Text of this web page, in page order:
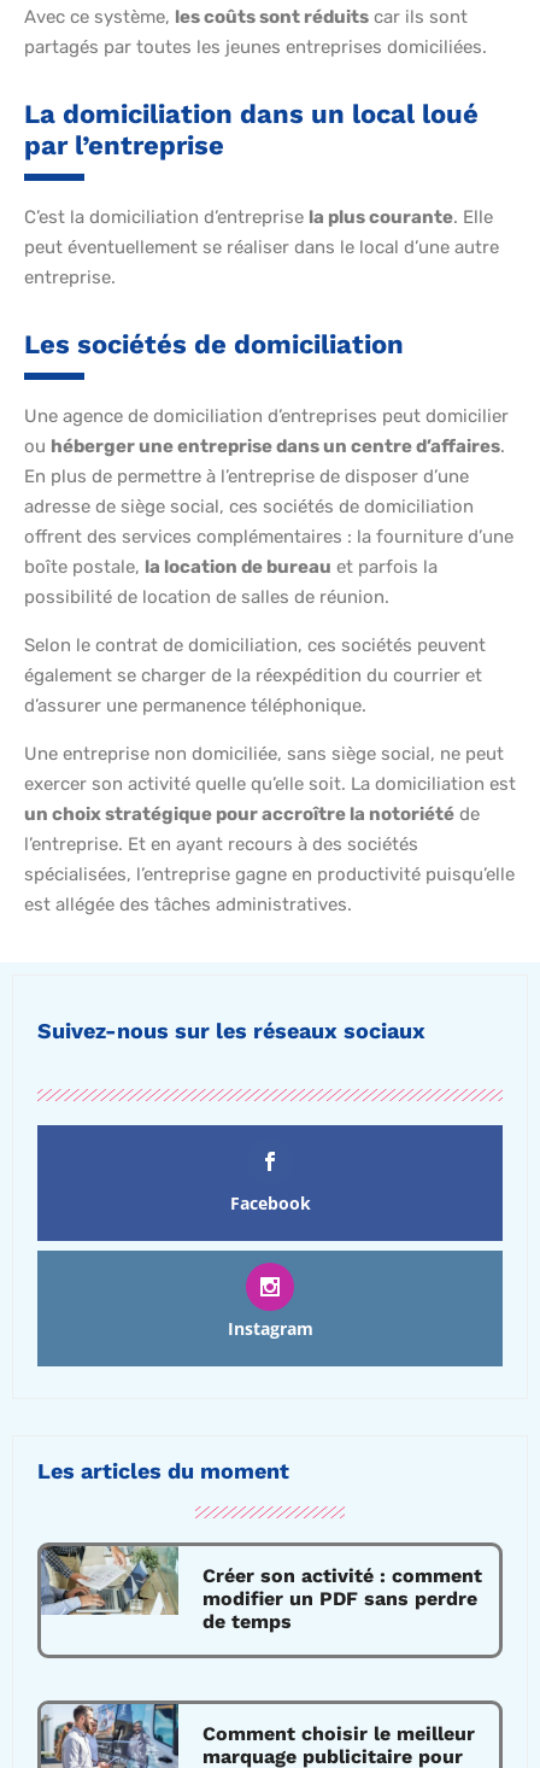
Avec ce système, les coûts sont réduits car ils sont
partagés par toutes les jeunes entreprises domiciliées.
La domiciliation dans un local loué
par l’entreprise
C’est la domiciliation d’entreprise la plus courante. Elle
peut éventuellement se réaliser dans le local d’une autre
entreprise.
Les sociétés de domiciliation
Une agence de domiciliation d’entreprises peut domicilier
ou héberger une entreprise dans un centre d’affaires.
En plus de permettre à l’entreprise de disposer d’une
adresse de siège social, ces sociétés de domiciliation
offrent des services complémentaires : la fourniture d’une
boîte postale, la location de bureau et parfois la
possibilité de location de salles de réunion.
Selon le contrat de domiciliation, ces sociétés peuvent
également se charger de la réexpédition du courrier et
d’assurer une permanence téléphonique.
Une entreprise non domiciliée, sans siège social, ne peut
exercer son activité quelle qu’elle soit. La domiciliation est
un choix stratégique pour accroître la notoriété de
l’entreprise. Et en ayant recours à des sociétés
spécialisées, l’entreprise gagne en productivité puisqu’elle
est allégée des tâches administratives.
Suivez-nous sur les réseaux sociaux
Facebook
Instagram
Les articles du moment
Créer son activité : comment
modifier un PDF sans perdre
de temps
Comment choisir le meilleur
marquage publicitaire pour